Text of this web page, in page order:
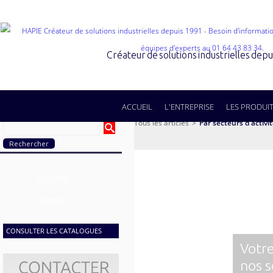
Créateur de solutions industrielles
ACCUEIL L'ENTREPRISE LES
CONSULTER LES CATALOGUES
Tous les articles > Par secteurs
nos